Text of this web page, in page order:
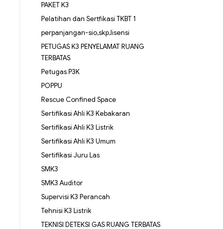
PAKET K3
Pelatihan dan Sertfikasi TKBT 1
perpanjangan-sio,skp,lisensi
PETUGAS K3 PENYELAMAT RUANG
TERBATAS
Petugas P3K
POPPU
Rescue Confined Space
Sertifikasi Ahli K3 Kebakaran
Sertifikasi Ahli K3 Listrik
Sertifikasi Ahli K3 Umum
Sertifikasi Juru Las
SMK3
SMK3 Auditor
Supervisi K3 Perancah
Tehnisi K3 Listrik
TEKNISI DETEKSI GAS RUANG TERBATAS